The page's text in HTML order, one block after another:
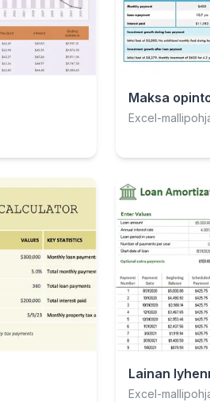
Maksa
Excel-
Lainan
Excel-